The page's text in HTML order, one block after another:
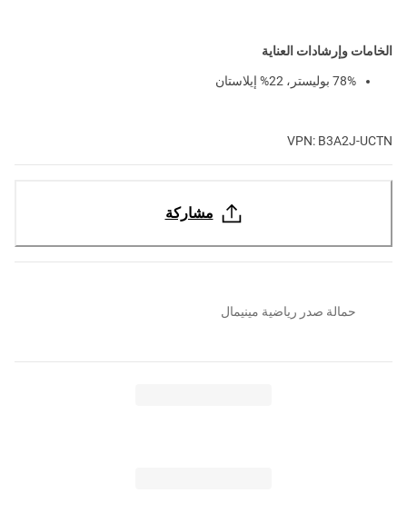
الخامات وإرشادات العناية
78% بوليستر، 22% إيلاستان
VPN: B3A2J-UCTN
مشاركة
حمالة صدر رياضية مينيمال